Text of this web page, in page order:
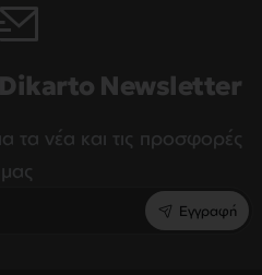
Dikarto Newsletter
τα νέα και τις προσφορές
μας
Εγγραφή